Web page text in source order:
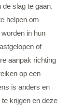
slag te gaan.
helpen om
in hun
of
aanpak richting
op een
is anders en
krijgen en deze